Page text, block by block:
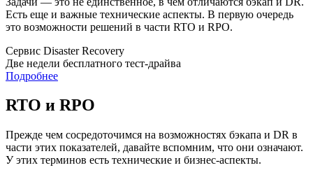
Есть еще и важные технические аспекты. В первую очередь
это возможности решений в части RTO и RPO.
Сервис Disaster Recovery
Две недели бесплатного тест-драйва
Подробнее
RTO и RPO
Прежде чем сосредоточимся на возможностях бэкапа и DR в
части этих показателей, давайте вспомним, что они означают.
У этих терминов есть технические и бизнес-аспекты.